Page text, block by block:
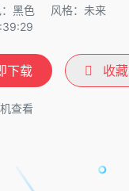
黑色
风格：未来
下载 收藏
查看